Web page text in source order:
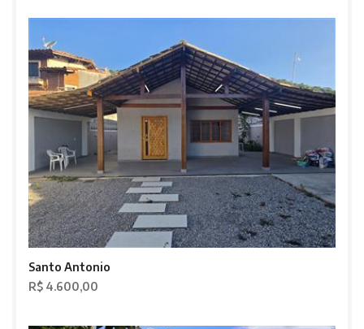
Santo Antonio
R$ 4.600,00